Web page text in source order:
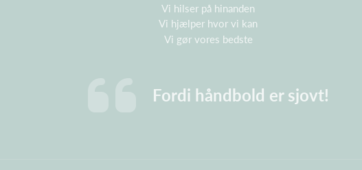
Vi hilser på hinanden
Vi hjælper hvor vi kan
Vi gør vores bedste
Fordi håndbold er sjovt!